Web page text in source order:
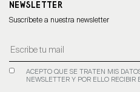
NEWSLETTER
Suscríbete a nuestra newsletter
ACEPTO QUE SE TRATEN MIS
NEWSLETTER Y POR ELLO RECIBIR